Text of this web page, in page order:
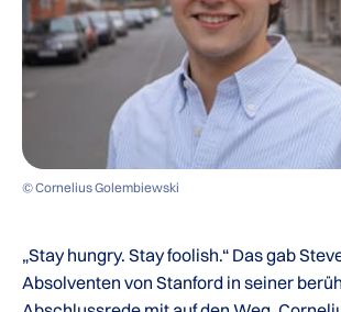
© Cornelius Golembiewski
„Stay hungry. Stay foolish.“ Das gab
Absolventen von Stanford in seiner